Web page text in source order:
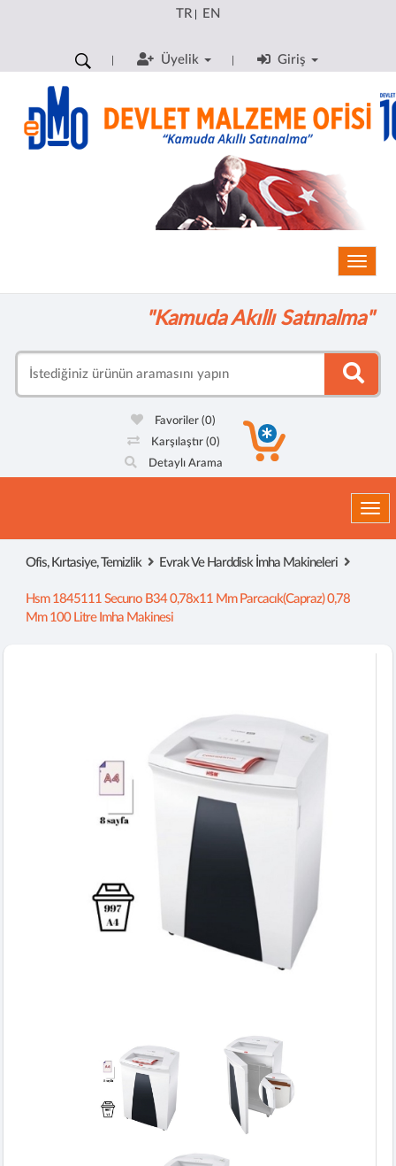
TR| EN
Üyelik Giriş
"Kamuda Akıllı Satınalma"
Favoriler(0)
Karşılaştır (0)
Detaylı Arama
Ofis, Kırtasiye, Temizlik Evrak Ve Harddisk İmha Makineleri
Hsm 1845111 Securıo B34 0,78x11 Mm Parcacık(capraz) 0,78
Mm 100 Litre Imha Makinesi